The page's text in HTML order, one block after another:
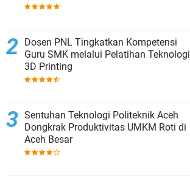
Dosen PNL Tingkatkan Kompetensi
Guru SMK melalui Pelatihan Teknologi
3D Printing
Sentuhan Teknologi Politeknik Aceh
Dongkrak Produktivitas UMKM Roti di
Aceh Besar